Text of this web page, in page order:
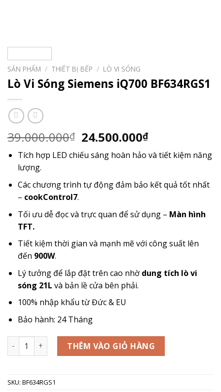
SẢN PHẨM / THIẾT BỊ BẾP / LÒ VI SÓNG
Lò Vi Sóng Siemens iQ700 BF634RGS1
39.000.000₫ Giá
gốc
là:
24.500.000₫Giá
hiện
tại
24.500.000₫.
Tích hợp LED chiếu sáng hoàn hảo và tiết kiệm năng
lượng.
Các chương trình tự động đảm bảo kết quả tốt nhất
– cookControl7.
Tối ưu dễ đọc và trực quan để sử dụng – Màn hình
TFT.
Tiết kiệm thời gian và mạnh mẽ với công suất lên
đến 900W.
Lý tưởng để lắp đặt trên cao nhờ dung tích lò vi
sóng 21L và bản lề cửa bên phải.
100% nhập khẩu từ Đức & EU
Bảo hành: 24 Tháng
Lò Vi Sóng Siemens iQ700 BF634RGS1 số lượng
THÊM VÀO GIỎ HÀNG
SKU: BF634RGS1